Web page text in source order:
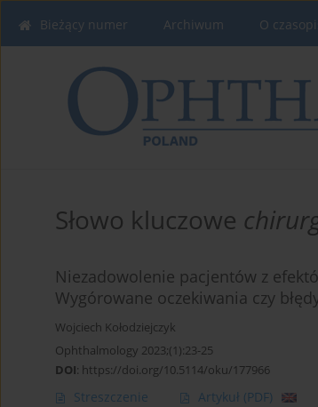
Bieżący numer Archiwum O
Słowo kluczowe
Niezadowolenie pacjentów z
Wygórowane oczekiwania czy
Wojciech Kołodziejczyk
Ophthalmology 2023;(1):23-25
DOI: https://doi.org/10.5114/oku/177966
Streszczenie Artykuł (PDF)